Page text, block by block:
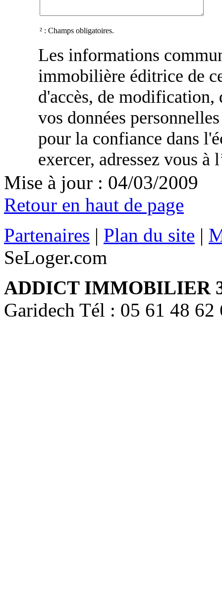
² : Champs obligatoires.
Les informations
immobilière éditrice de
d'accès, de modification,
vos données
pour la confiance dans
exercer, adressez vous à
Mise à jour : 04/03/2009
Retour en haut de page
Partenaires | Plan du site |
SeLoger.com
ADDICT IMMOBILIER
Garidech Tél : 05 61 48 62